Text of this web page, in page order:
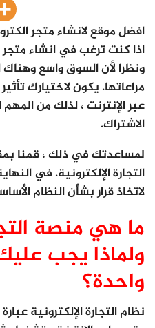
افضل موقع لانشاء متجر
اذا كنت ترغب في انشاء
ونظرا لأن السوق واسع
مراعاتها. يكون لاختيارك
عبر الإنترنت ، لذلك من
الاشتراك.
لمساعدتك في ذلك ، قمنا
التجارة الإلكترونية. في
لاتخاذ قرار بشأن النظام
ما هي منصة
ولماذا يجب
واحدة؟
نظام التجارة الإلكترونية